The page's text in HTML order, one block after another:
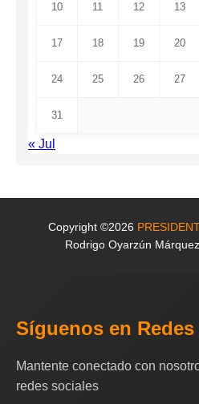
10 11 12 13
17 18 19 20
24 25 26 27
31
« Jul
Copyright ©2026
Rodrigo Oyarzún
Síguenos en
Mantente conectado con
redes sociales